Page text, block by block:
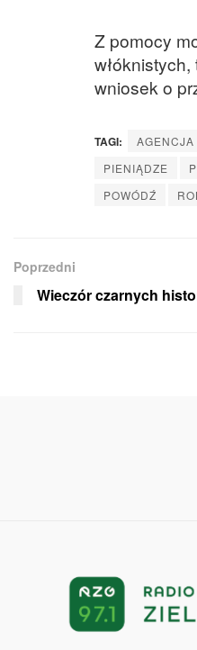
Z pomocy
wniosek o
TAGI:
PIENIĄDZE
POWÓDŹ
Poprzedni
Wieczór czarnych